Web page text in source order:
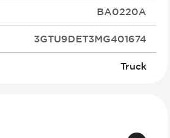
BA0220A
3GTU9DET3MG401674
Truck